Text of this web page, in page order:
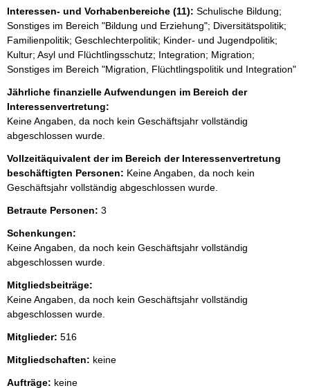
Interessen- und Vorhabenbereiche (11): Schulische Bildung;
Sonstiges im Bereich "Bildung und Erziehung"; Diversitätspolitik;
Familienpolitik; Geschlechterpolitik; Kinder- und Jugendpolitik;
Kultur; Asyl und Flüchtlingsschutz; Integration; Migration;
Sonstiges im Bereich "Migration, Flüchtlingspolitik und Integration"
Jährliche finanzielle Aufwendungen im Bereich der
Interessenvertretung:
Keine Angaben, da noch kein Geschäftsjahr vollständig
abgeschlossen wurde.
Vollzeitäquivalent der im Bereich der Interessenvertretung
beschäftigten Personen: Keine Angaben, da noch kein
Geschäftsjahr vollständig abgeschlossen wurde.
Betraute Personen: 3
Schenkungen:
Keine Angaben, da noch kein Geschäftsjahr vollständig
abgeschlossen wurde.
Mitgliedsbeiträge:
Keine Angaben, da noch kein Geschäftsjahr vollständig
abgeschlossen wurde.
Mitglieder: 516
Mitgliedschaften: keine
Aufträge: keine